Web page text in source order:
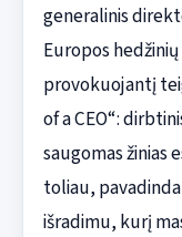
generalinis
Europos
provokuojantį
of a CEO“:
saugomas žinias
toliau,
išradimu, kurį